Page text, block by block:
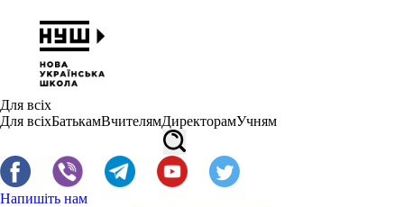
Для всіх
Для всіхБатькамВчителямДиректорамУчням
Напишіть нам